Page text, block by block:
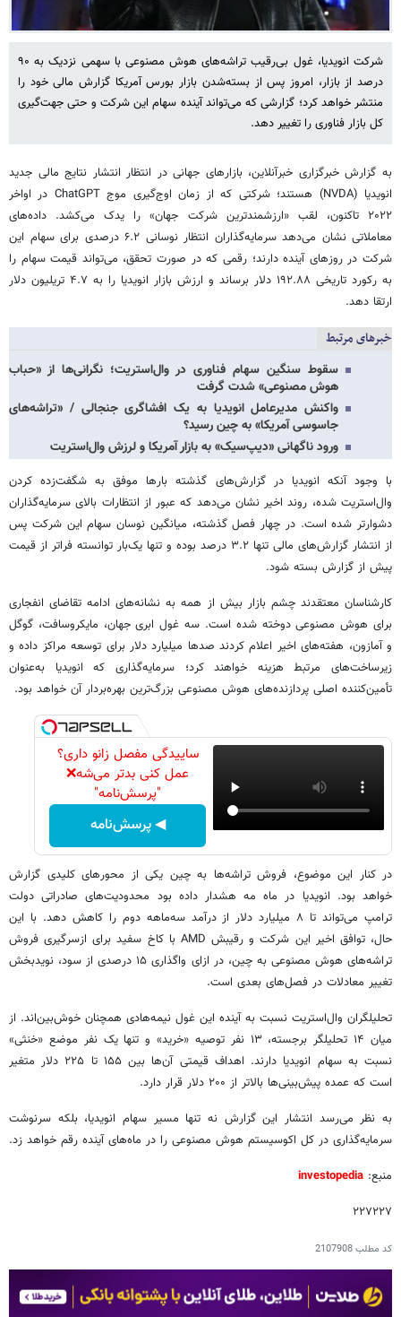
شرکت انویدیا، غول بی‌رقیب تراشه‌های هوش مصنوعی با سهمی نزدیک به ۹۰
درصد از بازار، امروز پس از بسته‌شدن بازار بورس آمریکا گزارش مالی خود را
منتشر خواهد کرد؛ گزارشی که می‌تواند آینده سهام این شرکت و حتی جهت‌گیری
کل بازار فناوری را تغییر دهد.
به گزارش خبرگزاری خبرآنلاین، بازارهای جهانی در انتظار انتشار نتایج مالی جدید
انویدیا (NVDA) هستند؛ شرکتی که از زمان اوج‌گیری موج ChatGPT در اواخر
۲۰۲۲ تاکنون، لقب «ارزشمندترین شرکت جهان» را یدک می‌کشد. داده‌های
معاملاتی نشان می‌دهد سرمایه‌گذاران انتظار نوسانی ۶.۲ درصدی برای سهام این
شرکت در روزهای آینده دارند؛ رقمی که در صورت تحقق، می‌تواند قیمت سهام را
به رکورد تاریخی ۱۹۲.۸۸ دلار برساند و ارزش بازار انویدیا را به ۴.۷ تریلیون دلار
ارتقا دهد.
خبرهای مرتبط
سقوط سنگین سهام فناوری در وال‌استریت؛ نگرانی‌ها از «حباب
هوش مصنوعی» شدت گرفت
واکنش مدیرعامل انویدیا به یک افشاگری جنجالی / «تراشه‌های
جاسوسی‌ آمریکا» به چین رسید؟
ورود ناگهانی «دیپ‌سیک» به بازار آمریکا و لرزش وال‌استریت
با وجود آنکه انویدیا در گزارش‌های گذشته بارها موفق به شگفت‌زده کردن
وال‌استریت شده، روند اخیر نشان می‌دهد که عبور از انتظارات بالای سرمایه‌گذاران
دشوارتر شده است. در چهار فصل گذشته، میانگین نوسان سهام این شرکت پس
از انتشار گزارش‌های مالی تنها ۳.۲ درصد بوده و تنها یک‌بار توانسته فراتر از قیمت
پیش از گزارش بسته شود.
کارشناسان معتقدند چشم بازار بیش از همه به نشانه‌های ادامه تقاضای انفجاری
برای هوش مصنوعی دوخته شده است. سه غول ابری جهان، مایکروسافت، گوگل
و آمازون، هفته‌های اخیر اعلام کردند صدها میلیارد دلار برای توسعه مراکز داده و
زیرساخت‌های مرتبط هزینه خواهند کرد؛ سرمایه‌گذاری‌ که انویدیا به‌عنوان
تأمین‌کننده اصلی پردازنده‌های هوش مصنوعی بزرگ‌ترین بهره‌بردار آن خواهد بود.
ساییدگی مفصل زانو داری؟
عمل کنی بدتر می‌شه❌
"پرسش‌نامه"
◀ پرسش‌نامه
در کنار این موضوع، فروش تراشه‌ها به چین یکی از محورهای کلیدی گزارش
خواهد بود. انویدیا در ماه مه هشدار داده بود محدودیت‌های صادراتی دولت
ترامپ می‌تواند تا ۸ میلیارد دلار از درآمد سه‌ماهه دوم را کاهش دهد. با این
حال، توافق اخیر این شرکت و رقیبش AMD با کاخ سفید برای ازسرگیری فروش
تراشه‌های هوش مصنوعی به چین، در ازای واگذاری ۱۵ درصدی از سود، نویدبخش
تغییر معادلات در فصل‌های بعدی است.
تحلیلگران وال‌استریت نسبت به آینده این غول نیمه‌هادی همچنان خوش‌بین‌اند. از
میان ۱۴ تحلیلگر برجسته، ۱۳ نفر توصیه «خرید» و تنها یک نفر موضع «خنثی»
نسبت به سهام انویدیا دارند. اهداف قیمتی آن‌ها بین ۱۵۵ تا ۲۲۵ دلار متغیر
است که عمده پیش‌بینی‌ها بالاتر از ۲۰۰ دلار قرار دارد.
به نظر می‌رسد انتشار این گزارش نه تنها مسیر سهام انویدیا، بلکه سرنوشت
سرمایه‌گذاری در کل اکوسیستم هوش مصنوعی را در ماه‌های آینده رقم خواهد زد.
منبع: investopedia
۲۲۷۲۲۷
کد مطلب2107908